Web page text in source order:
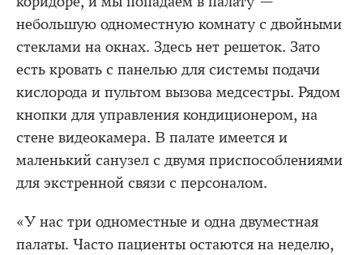
небольшую одноместную комнату с двойными
стеклами на окнах. Здесь нет решеток. Зато
есть кровать с панелью для системы подачи
кислорода и пультом вызова медсестры. Рядом
кнопки для управления кондиционером, на
стене видеокамера. В палате имеется и
маленький санузел с двумя приспособлениями
для экстренной связи с персоналом.
«У нас три одноместные и одна двуместная
палаты. Часто пациенты остаются на неделю,